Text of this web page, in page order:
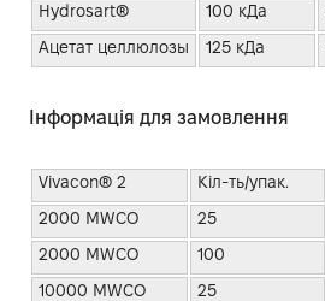
Hydrosart®
100 кДа
Ацетат целлюлозы
125 кДа
Інформація для замовлення
Vivacon® 2 Кіл-ть/упак.
2000 MWCO
25
2000 MWCO
100
10000 MWCO
25